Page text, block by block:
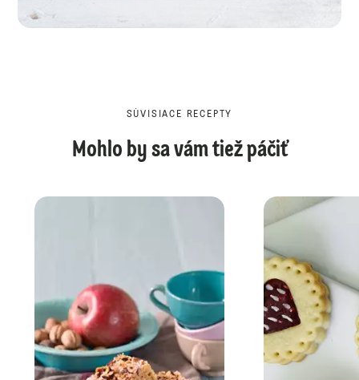
SÚVISIACE RECEPTY
Mohlo by sa vám tiež páčiť